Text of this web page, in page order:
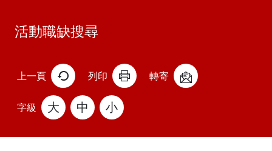
活動職缺搜尋
上一頁
字級 大 中 小
列印 轉寄